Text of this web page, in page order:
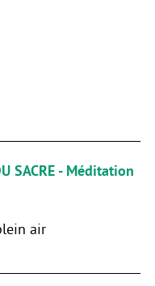
SACRE - Méditation
air